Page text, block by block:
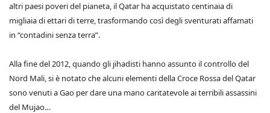
altri paesi poveri del pianeta, il Qatar ha acquistato centinaia di
migliaia di ettari di terre, trasformando così degli sventurati affamati
in “contadini senza terra”.
Alla fine del 2012, quando gli jihadisti hanno assunto il controllo del
Nord Mali, si è notato che alcuni elementi della Croce Rossa del Qatar
sono venuti a Gao per dare una mano caritatevole ai terribili assassini
del Mujao…